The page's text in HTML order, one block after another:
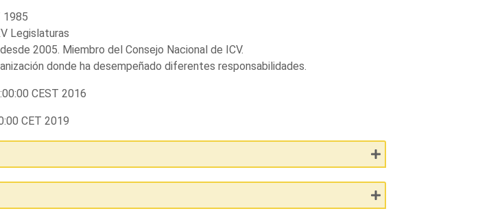
1985
Legislaturas
2005. Miembro del Consejo Nacional de ICV.
donde ha desempeñado diferentes responsabilidades.
CEST 2016
CET 2019